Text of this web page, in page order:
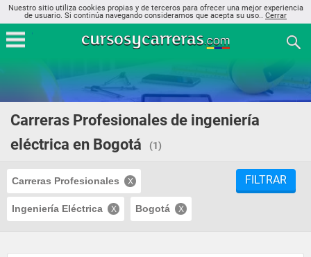
Nuestro sitio utiliza cookies propias y de terceros para ofrecer una mejor experiencia
de usuario. Si continúa navegando consideramos que acepta su uso.. Cerrar
Carreras Profesionales de ingeniería
eléctrica en Bogotá
(1)
Carreras Profesionales
Ingeniería Eléctrica Bogotá
FILTRAR